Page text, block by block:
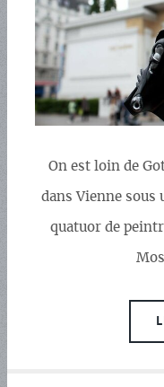
On est loin de
dans Vienne sous
quatuor de